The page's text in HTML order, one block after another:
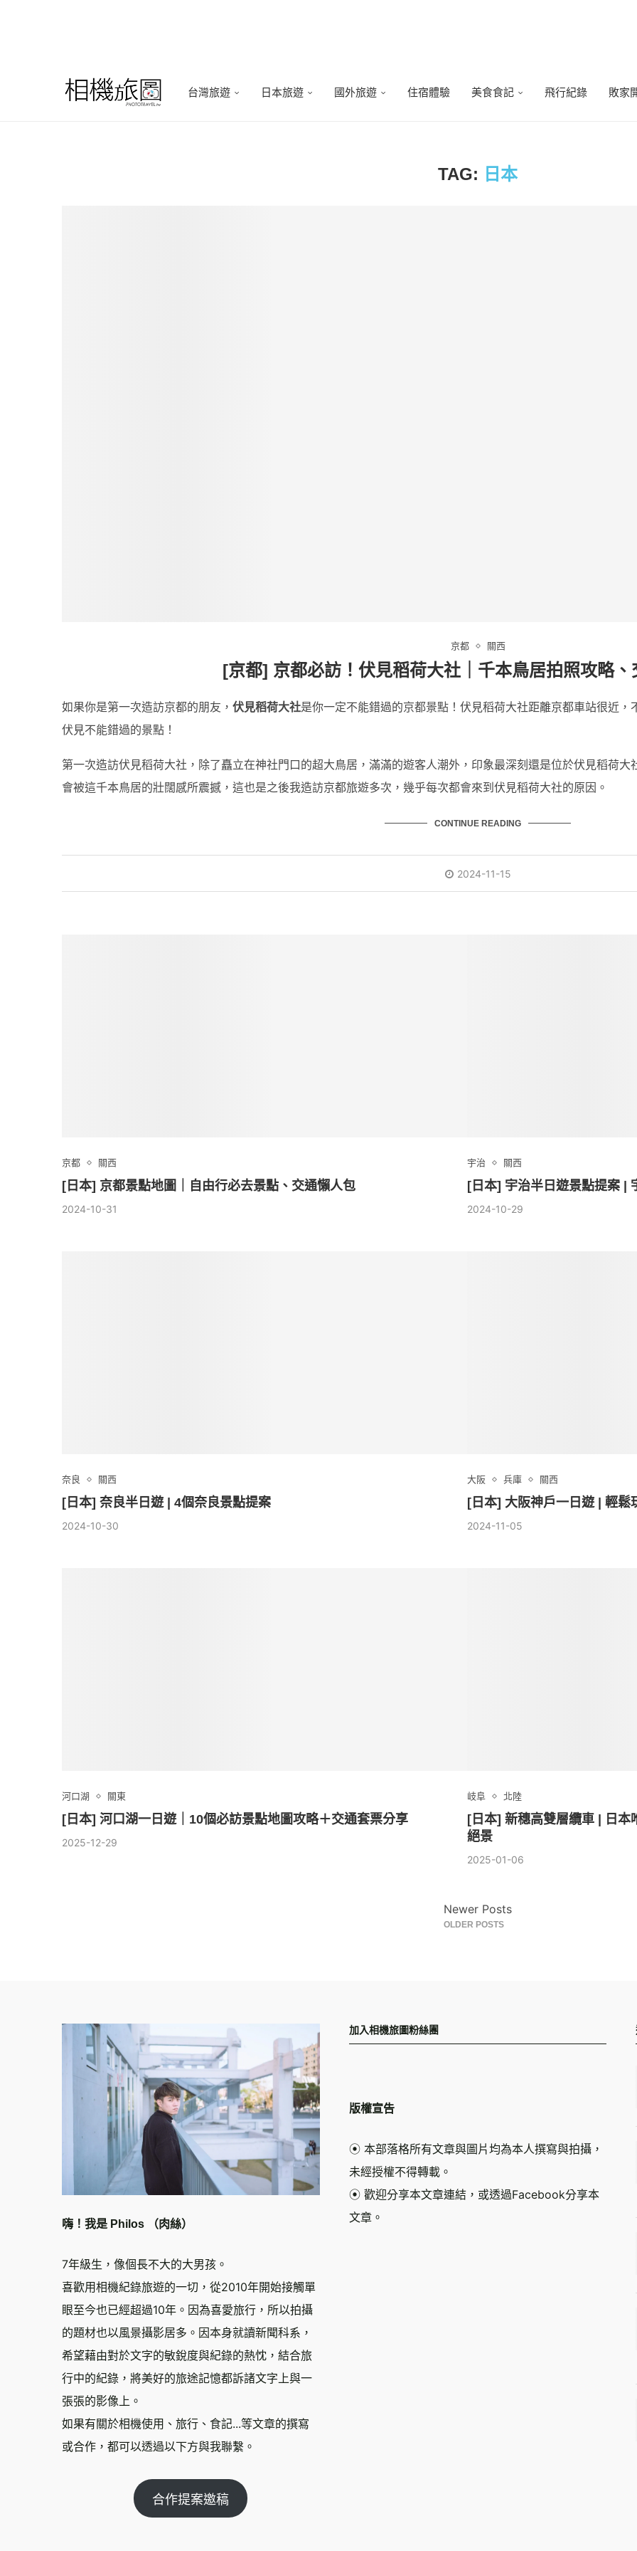
台灣旅遊 日本旅遊 國外旅遊 住宿體驗 美食食記 飛行紀錄 敗家
TAG: 日本
京都 關西
[京都] 京都必訪！伏見稻荷大社｜千本鳥居拍照攻略、
如果你是第一次造訪京都的朋友， 伏見稻荷大社是你一定不能錯過的京都景點 ！伏見稻荷大社距離京都車站很近
伏見不能錯過的景點！
第一次造訪伏見稻荷大社，除了矗立在神社門口的超大鳥居，滿滿的遊客人潮外，印象最深刻還是位於伏見稻荷
會被這千本鳥居的壯闊感所震撼，這也是之後我造訪京都旅遊多次，幾乎每次都會來到伏見稻荷大社的原因。
CONTINUE READING
2024-11-15
京都 關西
[日本] 京都景點地圖｜自由行必去景點、交通懶人包
2024-10-31
宇治 關西
[日本] 宇治半日遊景點提案 |
2024-10-29
奈良 關西
[日本] 奈良半日遊 | 4個奈良景點提案
2024-10-30
大阪 兵庫 關西
[日本] 大阪神戶一日遊 | 輕鬆
2024-11-05
河口湖 關東
[日本] 河口湖一日遊｜10個必訪景點地圖攻略＋交通套票分享
2025-12-29
岐阜 北陸
[日本] 新穗高雙層纜車 | 日本
絕景
2025-01-06
Newer Posts
OLDER POSTS
嗨！我是 Philos （肉絲）
7年級生，像個長不大的大男孩。
喜歡用相機紀錄旅遊的一切，從2010年開始接觸單
眼至今也已經超過10年。因為喜愛旅行，所以拍攝
的題材也以風景攝影居多。因本身就讀新聞科系，
希望藉由對於文字的敏銳度與紀錄的熱忱，結合旅
行中的紀錄，將美好的旅途記憶都訴諸文字上與一
張張的影像上。
如果有關於相機使用、旅行、食記...等文章的撰寫
或合作，都可以透過以下方與我聯繫。
合作提案邀稿
加入相機旅圖粉絲團
版權宣告
⦿ 本部落格所有文章與圖片均為本人撰寫與拍攝，
未經授權不得轉載。
⦿ 歡迎分享本文章連結，或透過Facebook分享本
文章。